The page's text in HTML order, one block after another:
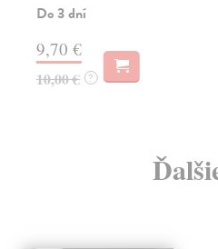
Do 3 dní
9,70 €
10,00 € ?